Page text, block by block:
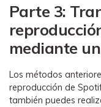
Parte 3:
mediante
Los métodos
reproducción de
también puedes